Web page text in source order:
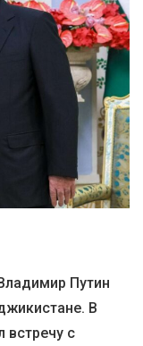
Путин
В
встречу с